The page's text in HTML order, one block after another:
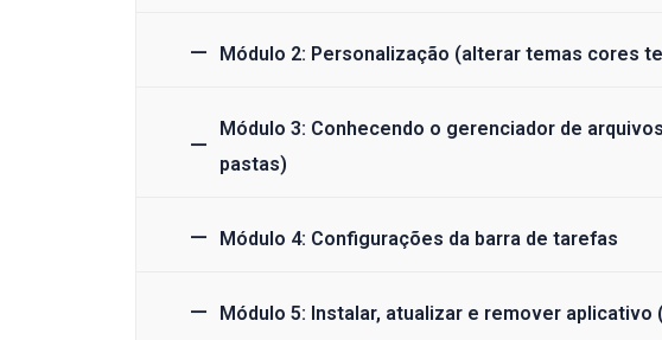
Módulo 2: Personalização (alterar temas cores
Módulo 3: Conhecendo o gerenciador de
pastas)
Módulo 4: Configurações da barra de tarefas
Módulo 5: Instalar, atualizar e remover aplicativo